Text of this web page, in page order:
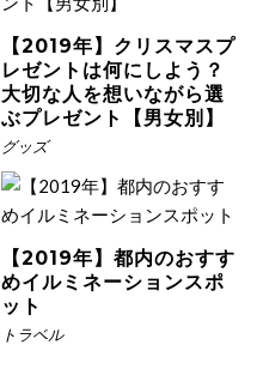
【2019年】クリスマスプ
レゼントは何にしよう？
大切な人を想いながら選
ぶプレゼント【男女別】
グッズ
【2019年】都内のおすす
めイルミネーションスポ
ット
トラベル